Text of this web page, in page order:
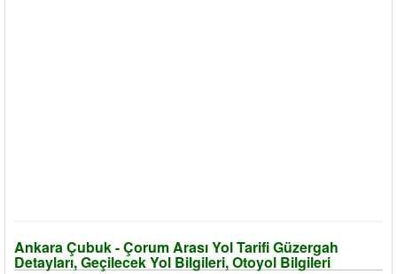
Ankara Çubuk - Çorum Arası Yol Tarifi Güzergah
Detayları, Geçilecek Yol Bilgileri, Otoyol Bilgileri